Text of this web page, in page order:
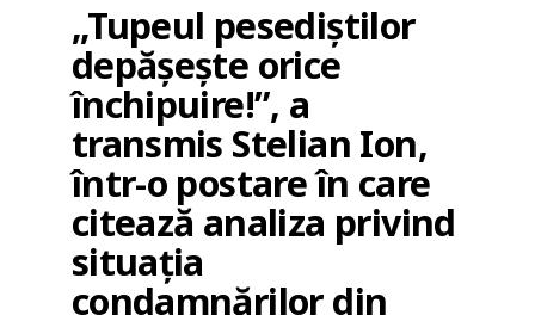
„Tupeul pesediștilor
depășește orice
închipuire!”, a
transmis Stelian Ion,
într-o postare în care
citează analiza privind
situația
condamnărilor din